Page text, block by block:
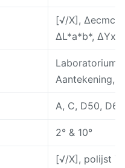
[√/X], Δecmc,
ΔL*a*b*,
Laboratorium,
Aantekening,
A, C, D50,
2° & 10°
[√/X], polijst